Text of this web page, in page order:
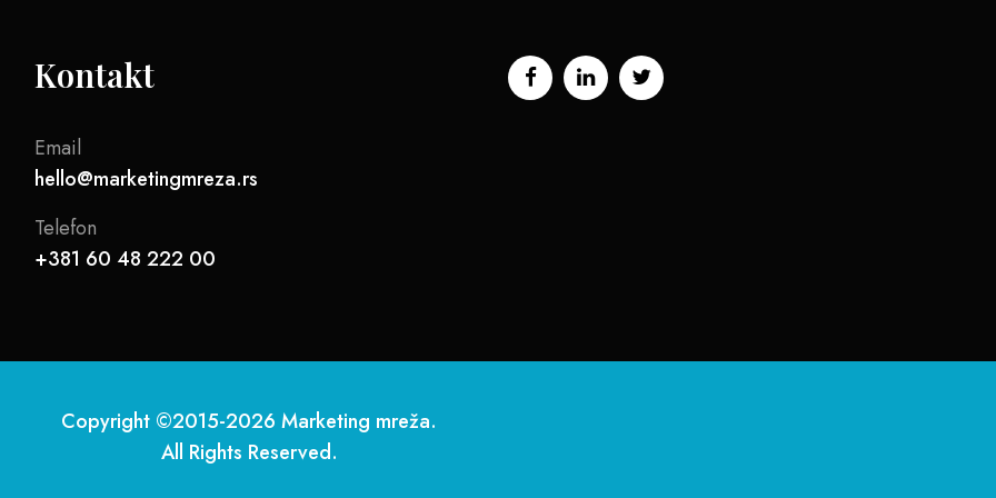
Kontakt
Email
hello@marketingmreza.rs
Telefon
+381 60 48 222 00
Copyright ©2015-2026 Marketing mreža.
All Rights Reserved.